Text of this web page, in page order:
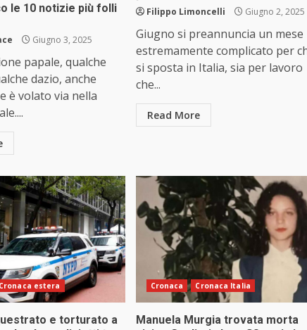
le 10 notizie più folli
Giugno 3, 2025
papale, qualche
dazio, anche
è volato via nella
Filippo Limoncelli Giugno 2, 2025
Giugno si preannuncia un mese
estremamente complicato per
si sposta in Italia, sia per lavoro
che...
Read More
Cronaca estera
e torturato a
Cronaca Cronaca Italia
Manuela Murgia trovata morta